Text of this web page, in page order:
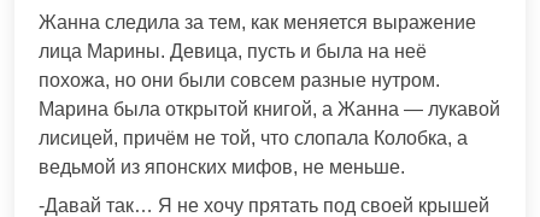
Жанна следила за тем, как меняется выражение
лица Марины. Девица, пусть и была на неё
похожа, но они были совсем разные нутром.
Марина была открытой книгой, а Жанна — лукавой
лисицей, причём не той, что слопала Колобка, а
ведьмой из японских мифов, не меньше.
-Давай так… Я не хочу прятать под своей крышей